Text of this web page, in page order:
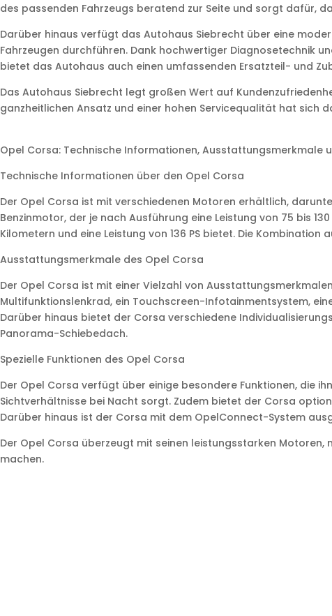
des passenden Fahrzeugs beratend zur Seite und sorgt dafür,
Darüber hinaus verfügt das Autohaus Siebrecht über eine
Fahrzeugen durchführen. Dank hochwertiger Diagnosetechnik
bietet das Autohaus auch einen umfassenden Ersatzteil- und
Das Autohaus Siebrecht legt großen Wert auf
ganzheitlichen Ansatz und einer hohen Servicequalität hat sich
Opel Corsa: Technische Informationen, Ausstattungsmerkmale
Technische Informationen über den Opel Corsa
Der Opel Corsa ist mit verschiedenen Motoren erhältlich,
Benzinmotor, der je nach Ausführung eine Leistung von 75 bis
Kilometern und eine Leistung von 136 PS bietet. Die
Ausstattungsmerkmale des Opel Corsa
Der Opel Corsa ist mit einer Vielzahl von
Multifunktionslenkrad, ein Touchscreen-Infotainmentsystem,
Darüber hinaus bietet der Corsa verschiedene
Panorama-Schiebedach.
Spezielle Funktionen des Opel Corsa
Der Opel Corsa verfügt über einige besondere Funktionen, die
Sichtverhältnisse bei Nacht sorgt. Zudem bietet der Corsa
Darüber hinaus ist der Corsa mit dem OpelConnect-System
Der Opel Corsa überzeugt mit seinen leistungsstarken
machen.